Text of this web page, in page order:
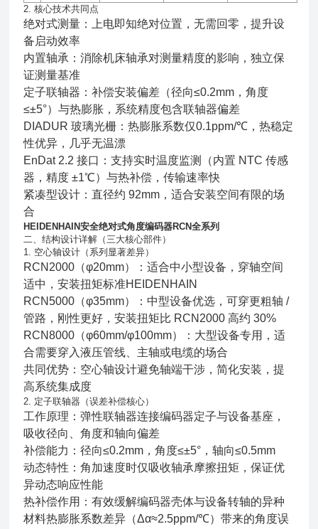
2. 核心技术共同点
绝对式测量：上电即知绝对位置，无需回零，提升设
备启动效率
内置轴承：消除机床轴承对测量精度的影响，独立保
证测量基准
定子联轴器：补偿安装偏差（径向≤0.2mm，角度
≤±5°）与热膨胀，系统精度包含联轴器偏差
DIADUR 玻璃光栅：热膨胀系数仅0.1ppm/℃，热稳定
性优异，几乎无温漂
EnDat 2.2 接口：支持实时温度监测（内置 NTC 传感
器，精度 ±1℃）与热补偿，传输速率快
紧凑型设计：直径约 92mm，适合安装空间有限的场
合
HEIDENHAIN安全绝对式角度编码器RCN全系列
二、结构设计详解（三大核心部件）
1. 空心轴设计（系列显著差异）
RCN2000（φ20mm）：适合中小型设备，穿轴空间
适中，安装扭矩标准HEIDENHAIN
RCN5000（φ35mm）：中型设备优选，可穿更粗轴 /
管路，刚性更好，安装扭矩比 RCN2000 高约 30%
RCN8000（φ60mm/φ100mm）：大型设备专用，适
合需要穿入液压管线、主轴或电缆的场合
共同优势：空心轴设计避免轴端干涉，简化安装，提
高系统集成度
2. 定子联轴器（误差补偿核心）
工作原理：弹性联轴器连接编码器定子与设备基座，
吸收径向、角度和轴向偏差
补偿能力：径向≤0.2mm，角度≤±5°，轴向≤0.5mm
动态特性：角加速度时仅吸收轴承摩擦扭矩，保证优
异动态响应性能
热补偿作用：有效缓解编码器壳体与设备转轴的异种
材料热膨胀系数差异（Δα≈2.5ppm/℃）带来的角度误